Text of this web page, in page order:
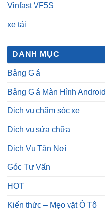
Vinfast VF5S
xe tải
DANH MỤC
Bảng Giá
Bảng Giá Màn Hình Android
Dịch vụ chăm sóc xe
Dịch vụ sửa chữa
Dịch Vụ Tận Nơi
Góc Tư Vấn
HOT
Kiến thức – Mẹo vặt Ô Tô